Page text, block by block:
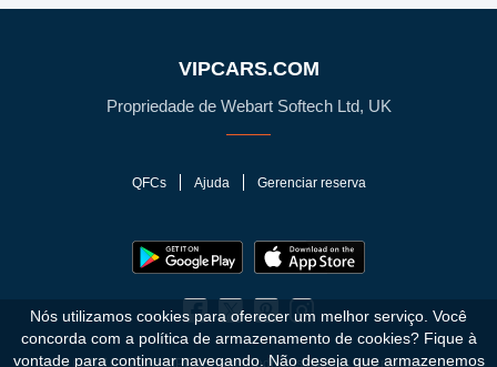
VIPCARS.COM
Propriedade de Webart Softech Ltd, UK
QFCs Ajuda Gerenciar reserva
© 2010 - 2026 VIPCars.com. Todos os direitos reservados.
Nós utilizamos cookies para oferecer um melhor serviço. Você
concorda com a política de armazenamento de cookies? Fique à
vontade para continuar navegando. Não deseja que armazenemos